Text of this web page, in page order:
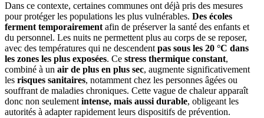
Dans ce contexte, certaines communes ont déjà pris des mesures
pour protéger les populations les plus vulnérables. Des écoles
ferment temporairementafin de préserver la santé des enfants et
du personnel. Les nuits ne permettent plus au corps de se reposer,
avec des températures qui ne descendentpas sous les 20 °C dans
les zones les plus exposées. Ce stress thermique constant,
combiné à un air de plus en plus sec, augmente significativement
les risques sanitaires, notamment chez les personnes âgées ou
souffrant de maladies chroniques. Cette vague de chaleur apparaît
donc non seulementintense, mais aussi durable, obligeant les
autorités à adapter rapidement leurs dispositifs de prévention.